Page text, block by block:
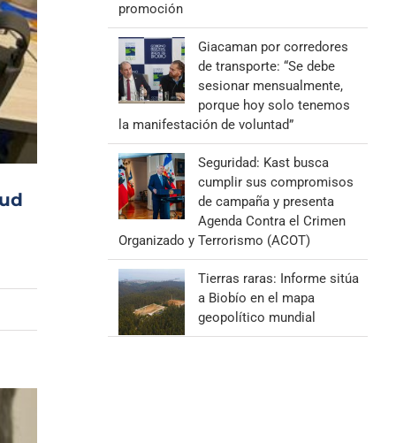
promoción
Giacaman por corredores
de transporte: “Se debe
sesionar mensualmente,
porque hoy solo tenemos
la manifestación de voluntad”
Seguridad: Kast busca
cumplir sus compromisos
de campaña y presenta
Agenda Contra el Crimen
Organizado y Terrorismo (ACOT)
Tierras raras: Informe sitúa
a Biobío en el mapa
geopolítico mundial